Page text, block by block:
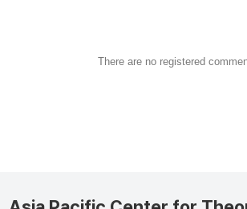
There are no registered